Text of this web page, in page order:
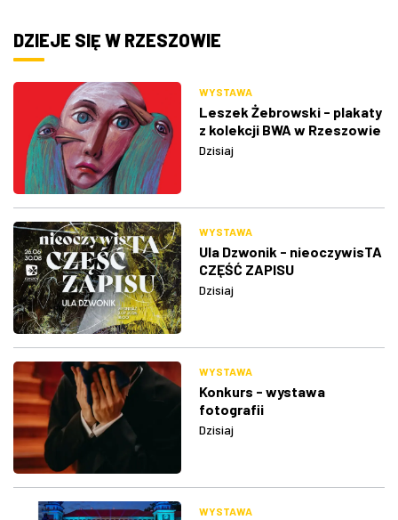
DZIEJE SIĘ W RZESZOWIE
WYSTAWA
Leszek Żebrowski - plakaty
z kolekcji BWA w Rzeszowie
Dzisiaj
WYSTAWA
Ula Dzwonik - nieoczywisTA
CZĘŚĆ ZAPISU
Dzisiaj
WYSTAWA
Konkurs - wystawa
fotografii
Dzisiaj
WYSTAWA